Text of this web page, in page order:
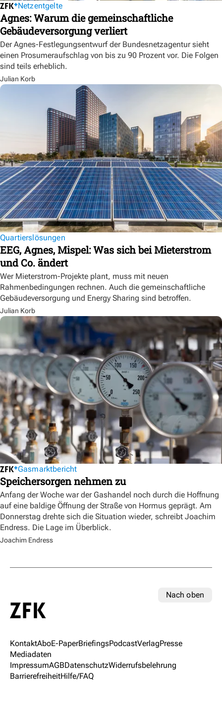
Netzentgelte
Agnes: Warum die gemeinschaftliche
Gebäudeversorgung verliert
Der Agnes-Festlegungsentwurf der Bundesnetzagentur sieht
einen Prosumeraufschlag von bis zu 90 Prozent vor. Die Folgen
sind teils erheblich.
Julian Korb
Quartierslösungen
EEG, Agnes, Mispel: Was sich bei Mieterstrom
und Co. ändert
Wer Mieterstrom-Projekte plant, muss mit neuen
Rahmenbedingungen rechnen. Auch die gemeinschaftliche
Gebäudeversorgung und Energy Sharing sind betroffen.
Julian Korb
Gasmarktbericht
Speichersorgen nehmen zu
Anfang der Woche war der Gashandel noch durch die Hoffnung
auf eine baldige Öffnung der Straße von Hormus geprägt. Am
Donnerstag drehte sich die Situation wieder, schreibt Joachim
Endress. Die Lage im Überblick.
Joachim Endress
Nach oben
KontaktAboE-PaperBriefingsPodcastVerlagPresse
Mediadaten
ImpressumAGBDatenschutzWiderrufsbelehrung
BarrierefreiheitHilfe/FAQ